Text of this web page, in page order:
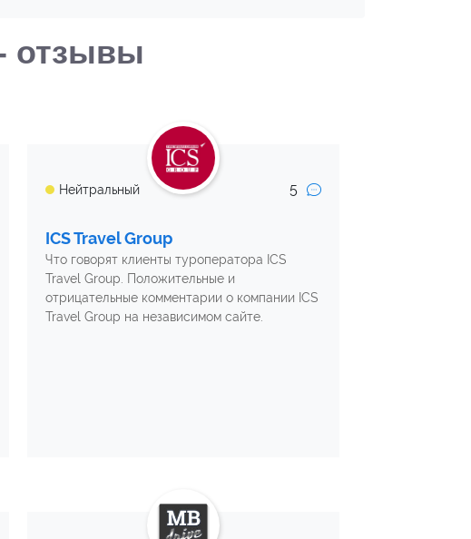
отзывы
Нейтральный 5
ICS Travel Group
Что говорят клиенты туроператора ICS
Travel Group. Положительные и
отрицательные комментарии о компании ICS
Travel Group на независимом сайте.